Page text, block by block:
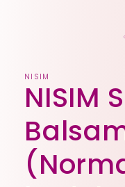
NISIM
NISIM